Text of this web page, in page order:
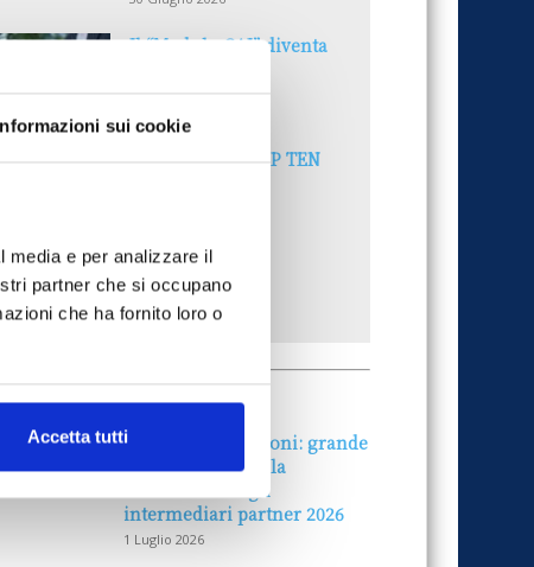
sui cookie
media e per analizzare il
partner che si occupano
che ha fornito loro o
Accetta tutti
Il “Modulo CAI” diventa
30 Giugno 2026
PREMI 2025. I TOP TEN
GLI ARTICOLI DEL MESE
AZIENDE
Prima Assicurazioni: grande
partecipazione alla
Convention degli
intermediari partner 2026
1 Luglio 2026